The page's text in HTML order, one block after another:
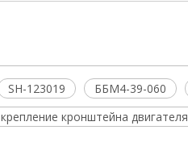
SH-123019 ББМ4-39-060
крепление кронштейна двигателя